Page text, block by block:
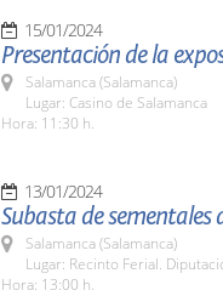
15/01/2024
Presentación de la
Salamanca (Salamanca)
Lugar: Casino de Salamanca
Hora: 11:30 h.
13/01/2024
Subasta de
Salamanca (Salamanca)
Lugar: Recinto Ferial.
Hora: 13:00 h.